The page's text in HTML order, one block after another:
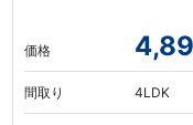
価格
間取り 4LDK